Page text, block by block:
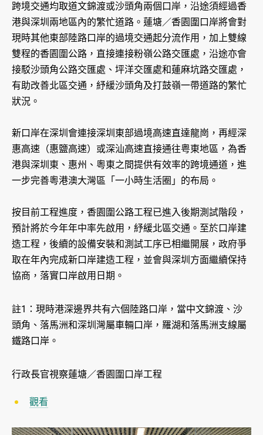
跨境交通均取道文錦渡或沙頭角兩個口岸，沿途須經過香
港與深圳兩地區內的繁忙道路。蓮塘／香園圍口岸將會對
現時其他東部陸路口岸的過境交通起分流作用，加上雙線
雙程的香園圍公路，直接連接粉嶺公路交匯處，沿途亦會
接駁沙頭角公路交匯處、坪洋交匯處和蓮麻坑路交匯處，
有助改善北區交通，紓緩沙頭角及打鼓嶺一帶道路的繁忙
狀況。
新口岸在深圳會連接深圳東部過境高速直達龍崗，再經深
惠高速（惠鹽高速）或深汕高速直接通往粤東地區，為香
港與深圳東、惠州、粵東之間提供有效率的跨境通道，進
一步完善粵港澳大灣區「一小時生活圈」的布局。
按目前工程進度，香園圍公路工程已進入後期測試階段，
預計將於今年年中率先啟用，紓緩北區交通。至於口岸建
造工程，後續的設備安裝和測試工序已相繼開展，政府爭
取在年內完成新口岸建造工程，並會與深圳方面繼續保持
協商，落實口岸啟用日期。
註1：現時港深邊界共有六個陸路口岸，當中文錦渡、沙
頭角、落馬洲和深圳灣屬車輛口岸，羅湖和落馬洲支線屬
鐵路口岸。
行政長官視察蓮塘／香園圍口岸工程
觀看